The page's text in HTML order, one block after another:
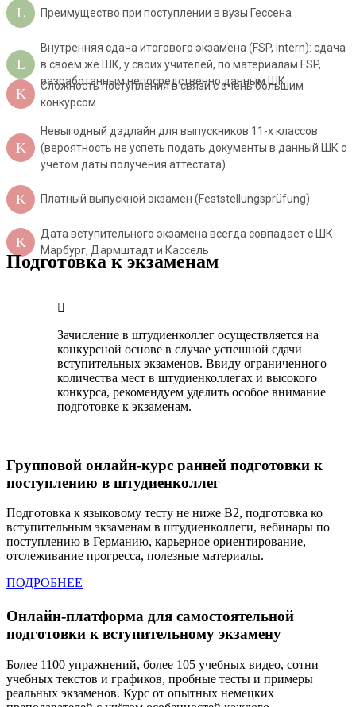
Преимущество при поступлении в вузы Гессена
Внутренняя сдача итогового экзамена (FSP, intern): сдача
в своём же ШК, у своих учителей, по материалам FSP,
разработанным непосредственно данным ШК
Сложность поступления в связи с очень большим
конкурсом
Невыгодный дэдлайн для выпускников 11-х классов
(вероятность не успеть подать документы в данный ШК с
учетом даты получения аттестата)
Платный выпускной экзамен (Feststellungsprüfung)
Дата вступительного экзамена всегда совпадает с ШК
Марбург, Дармштадт и Кассель
Подготовка к экзаменам
Зачисление в штудиенколлег осуществляется на
конкурсной основе в случае успешной сдачи
вступительных экзаменов. Ввиду ограниченного
количества мест в штудиенколлегах и высокого
конкурса, рекомендуем уделить особое внимание
подготовке к экзаменам.
Групповой онлайн-курс ранней подготовки к
поступлению в штудиенколлег
Подготовка к языковому тесту не ниже B2, подготовка ко
вступительным экзаменам в штудиенколлеги, вебинары по
поступлению в Германию, карьерное ориентирование,
отслеживание прогресса, полезные материалы.
ПОДРОБНЕЕ
Онлайн-платформа для самостоятельной
подготовки к вступительному экзамену
Более 1100 упражнений, более 105 учебных видео, сотни
учебных текстов и графиков, пробные тесты и примеры
реальных экзаменов. Курс от опытных немецких